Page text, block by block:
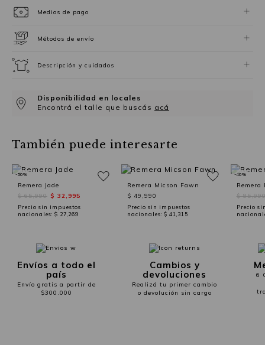
Medios de pago
Métodos de envío
Descripción y cuidados
Disponibilidad en locales
Encontrá el talle que buscás acá
También puede interesarte
Remera Jade
$ 65,990 $ 32,995
Precio sin impuestos
nacionales: $ 27,269
-50%
Remera Micson Fawn
$ 49,990
Precio sin impuestos
nacionales: $ 41,315
Remera
$
Precio
-40%
Envíos a todo el
país
Envío gratis a partir de
$300.000
Cambios y
devoluciones
Realizá tu primer cambio
o devolución sin cargo
6